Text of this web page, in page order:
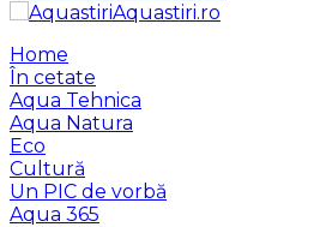
Aquastiri.ro
Home
În cetate
Aqua Tehnica
Aqua Natura
Eco
Cultură
Un PIC de vorbă
Aqua 365